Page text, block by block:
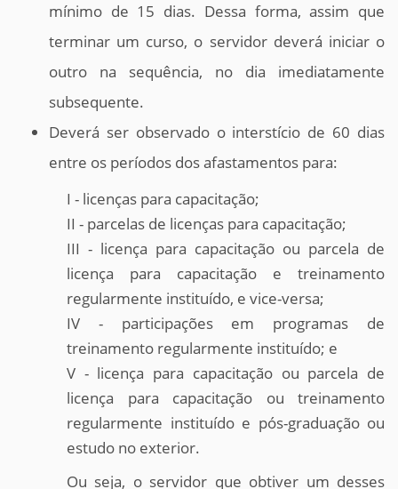
mínimo de 15 dias. Dessa forma, assim que
terminar um curso, o servidor deverá iniciar o
outro na sequência, no dia imediatamente
subsequente.
Deverá ser observado o interstício de 60 dias
entre os períodos dos afastamentos para:
I - licenças para capacitação;
II - parcelas de licenças para capacitação;
III - licença para capacitação ou parcela de
licença para capacitação e treinamento
regularmente instituído, e vice-versa;
IV - participações em programas de
treinamento regularmente instituído; e
V - licença para capacitação ou parcela de
licença para capacitação ou treinamento
regularmente instituído e pós-graduação ou
estudo no exterior.
Ou seja, o servidor que obtiver um desses